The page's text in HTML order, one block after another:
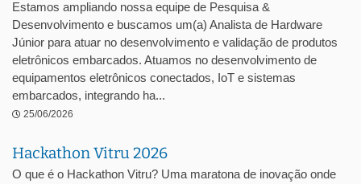
Estamos ampliando nossa equipe de Pesquisa &
Desenvolvimento e buscamos um(a) Analista de Hardware
Júnior para atuar no desenvolvimento e validação de produtos
eletrônicos embarcados. Atuamos no desenvolvimento de
equipamentos eletrônicos conectados, IoT e sistemas
embarcados, integrando ha...
25/06/2026
Hackathon Vitru 2026
O que é o Hackathon Vitru? Uma maratona de inovação onde